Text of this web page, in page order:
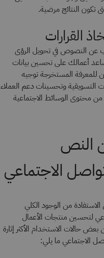
تكون النتائج مرضية.
عن النصوص في تحويل الرؤى
أعمالك على تحسين بيانات
للمعرفة المستخرجة توجيه
التسويقية وتحسينات دعم العملاء
محتوى الوسائط الاجتماعية
النص
الاجتماعي
من الوجود الكلي
لتحسين منتجات الأعمال
بعض حالات الاستخدام الأكثر إثارة
الاجتماعي ما يلي: